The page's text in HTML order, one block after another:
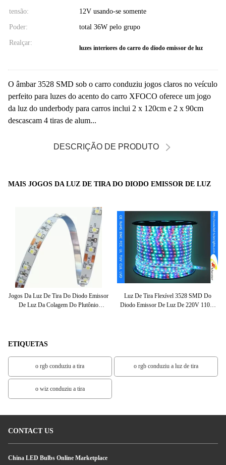
tensão: 12V usando-se somente
Poder: total 36W pelo grupo
Realçar:
luzes interiores do carro do diodo emissor de luz
O âmbar 3528 SMD sob o carro conduziu jogos claros no veículo
perfeito para luzes do acento do carro XFOCO oferece um jogo
da luz do underbody para carros inclui 2 x 120cm e 2 x 90cm
descascam 4 tiras de alum...
DESCRIÇÃO DE PRODUTO
MAIS JOGOS DA LUZ DE TIRA DO DIODO EMISSOR DE LUZ
Jogos Da Luz De Tira Do Diodo Emissor
De Luz Da Colagem Do Plutônio
Luz De Tira Flexível 3528 SMD Do
Diodo Emissor De Luz De 220V 110V,
ETIQUETAS
o rgb conduziu a tira o rgb conduziu a luz de tira
o wiz conduziu a tira
CONTACT US
China LED Bulbs Online Marketplace